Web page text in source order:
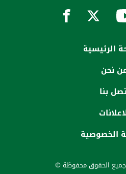
الرئيسية
نحن
بنا
الخصوصية
جميع الحقوق محفوظة ©